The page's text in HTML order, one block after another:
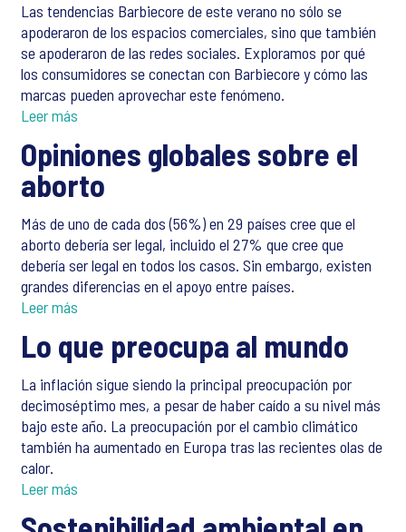
Las tendencias Barbiecore de este verano no sólo se
apoderaron de los espacios comerciales, sino que también
se apoderaron de las redes sociales. Exploramos por qué
los consumidores se conectan con Barbiecore y cómo las
marcas pueden aprovechar este fenómeno.
Leer más
Opiniones globales sobre el
aborto
Más de uno de cada dos (56%) en 29 países cree que el
aborto debería ser legal, incluido el 27% que cree que
debería ser legal en todos los casos. Sin embargo, existen
grandes diferencias en el apoyo entre países.
Leer más
Lo que preocupa al mundo
La inflación sigue siendo la principal preocupación por
decimoséptimo mes, a pesar de haber caído a su nivel más
bajo este año. La preocupación por el cambio climático
también ha aumentado en Europa tras las recientes olas de
calor.
Leer más